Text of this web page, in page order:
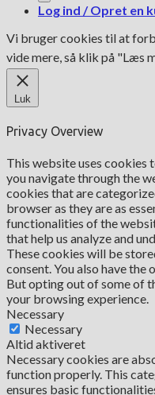
Log ind / Opret en
Vi bruger cookies til at
vide mere, så klik på "Læs
Luk
Privacy Overview
This website uses cookies
you navigate through the
cookies that are
browser as they are as
functionalities of the
that help us analyze and
These cookies will be
consent. You also have
But opting out of some of
your browsing experience.
Necessary
Necessary
Altid aktiveret
Necessary cookies are
function properly. This
ensures basic